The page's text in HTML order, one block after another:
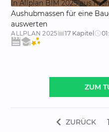
In Allplan BIM 2025 aus
Aushubmassen für eine
auswerten
ALLPLAN 2025movie_creation17 Kapitel schedule
ZUM
chevron_left ZURÜCK 1